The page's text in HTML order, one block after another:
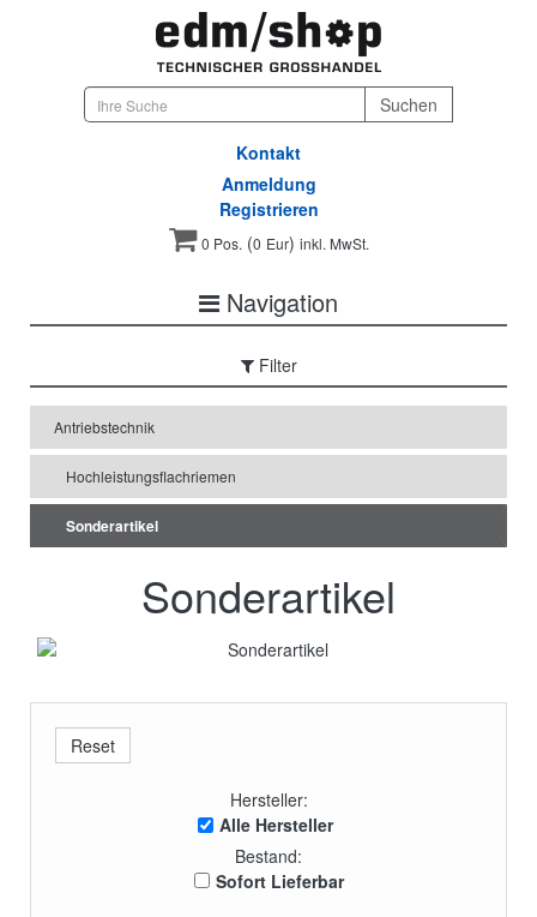
Kontakt
Anmeldung
Registrieren
0 Pos.(0 Eur) inkl. MwSt.
Navigation
Filter
Antriebstechnik
Hochleistungsflachriemen
Sonderartikel
Sonderartikel
Hersteller:
Alle Hersteller
Bestand:
Sofort Lieferbar